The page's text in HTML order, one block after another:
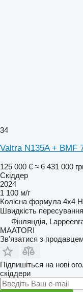
34
Valtra N135A + BMF
125 000 € ≈ 6 431 000
Скіддер
2024
1 100 м/г
Колісна формула 4x4
Швидкість пересування
Фінляндія,
MAATORI
Зв'язатися з
Підпишіться на нові
скіддери